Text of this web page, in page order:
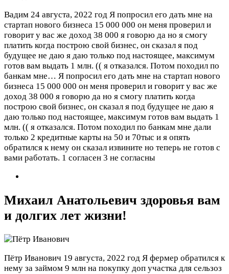
Вадим 24 августа, 2022 год Я попросил его дать мне на
стартап нового бизнеса 15 000 000 он меня проверил и
говорит у вас же доход 38 000 я говорю да но я смогу
платить когда построю свой бизнес, он сказал я под
будущее не даю я даю только под настоящее, максимум
готов вам выдать 1 млн. (( я отказался. Потом походил по
банкам мне… Я попросил его дать мне на стартап нового
бизнеса 15 000 000 он меня проверил и говорит у вас же
доход 38 000 я говорю да но я смогу платить когда
построю свой бизнес, он сказал я под будущее не даю я
даю только под настоящее, максимум готов вам выдать 1
млн. (( я отказался. Потом походил по банкам мне дали
только 2 кредитные карты на 50 и 70тыс и я опять
обратился к нему он сказал извините но теперь не готов с
вами работать. 1 согласен 3 не согласны
Михаил Анатольевич здоровья вам
и долгих лет жизни!
Пётр Иванович 19 августа, 2022 год Я фермер обратился к
нему за займом 9 млн на покупку доп участка для сельзоз